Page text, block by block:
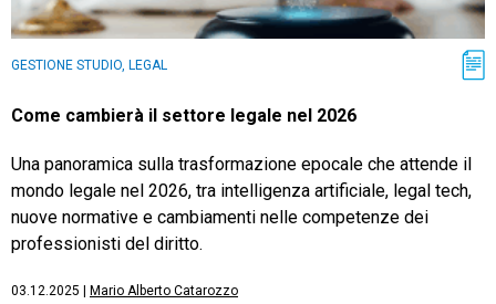
GESTIONE STUDIO, LEGAL
Come cambierà il settore legale nel 2026
Una panoramica sulla trasformazione epocale che attende il
mondo legale nel 2026, tra intelligenza artificiale, legal tech,
nuove normative e cambiamenti nelle competenze dei
professionisti del diritto.
03.12.2025 Mario Alberto Catarozzo